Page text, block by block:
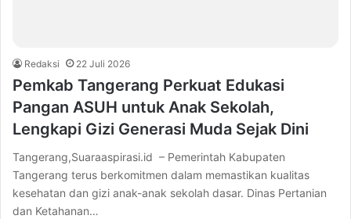
Redaksi 22 Juli 2026
Pemkab Tangerang Perkuat Edukasi
Pangan ASUH untuk Anak Sekolah,
Lengkapi Gizi Generasi Muda Sejak Dini
Tangerang,Suaraaspirasi.id – Pemerintah Kabupaten
Tangerang terus berkomitmen dalam memastikan kualitas
kesehatan dan gizi anak-anak sekolah dasar. Dinas Pertanian
dan Ketahanan…